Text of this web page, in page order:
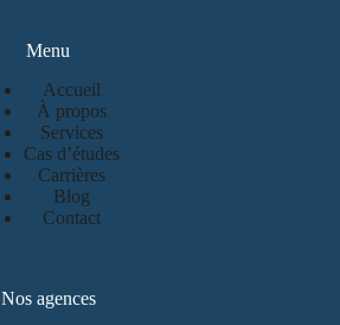
Menu
Accueil
À propos
Services
Cas d’études
Carrières
Blog
Contact
Nos agences